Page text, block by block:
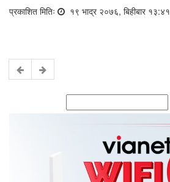
प्रकाशित मितिः १९ भाद्र २०७६, बिहीबार १३:४१
for: